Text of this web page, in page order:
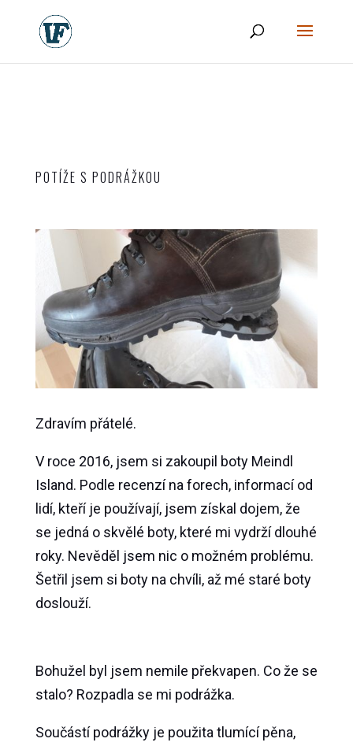
POTÍŽE S PODRÁŽKOU
Zdravím přátelé.
V roce 2016, jsem si zakoupil boty Meindl
Island. Podle recenzí na forech, informací od
lidí, kteří je používají, jsem získal dojem, že
se jedná o skvělé boty, které mi vydrží dlouhé
roky. Nevěděl jsem nic o možném problému.
Šetřil jsem si boty na chvíli, až mé staré boty
doslouží.
Bohužel byl jsem nemile překvapen. Co že se
stalo? Rozpadla se mi podrážka.
Součástí podrážky je použita tlumící pěna,